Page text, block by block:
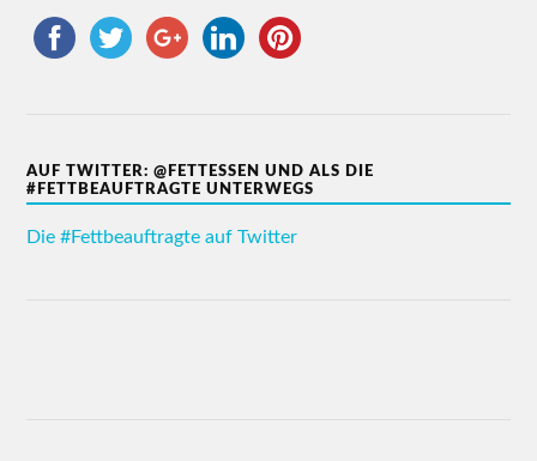
AUF TWITTER: @FETTESSEN UND ALS DIE
#FETTBEAUFTRAGTE UNTERWEGS
Die #Fettbeauftragte auf Twitter